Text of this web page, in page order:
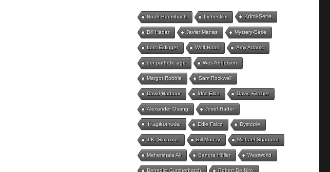
Noah Baumbach Liebesfilm Krimi-Serie
Bill Hader Javier Marías Mystery-Serie
Lars Eidinger Wolf Haas Amy Adams
our pathetic age Wes Anderson
Margot Robbie Sam Rockwell
David Harbour Idris Elba David Fincher
Alexander Osang Josef Hader
Tragikomödie Edie Falco Dystopie
J.K. Simmons Bill Murray Michael Shannon
Mahershala Ali Sandra Hüller Westworld
Benedict Cumberbatch Robert De Niro